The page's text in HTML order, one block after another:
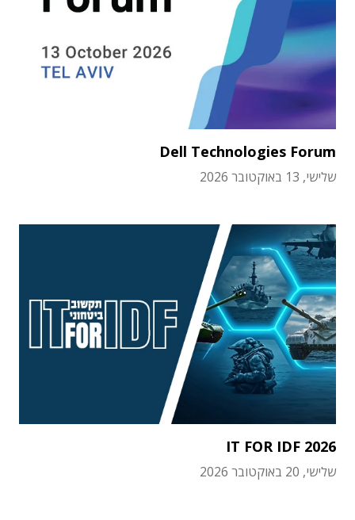
Dell Technologies Forum
שלישי, 13 באוקטובר 2026
IT FOR IDF 2026
שלישי, 20 באוקטובר 2026